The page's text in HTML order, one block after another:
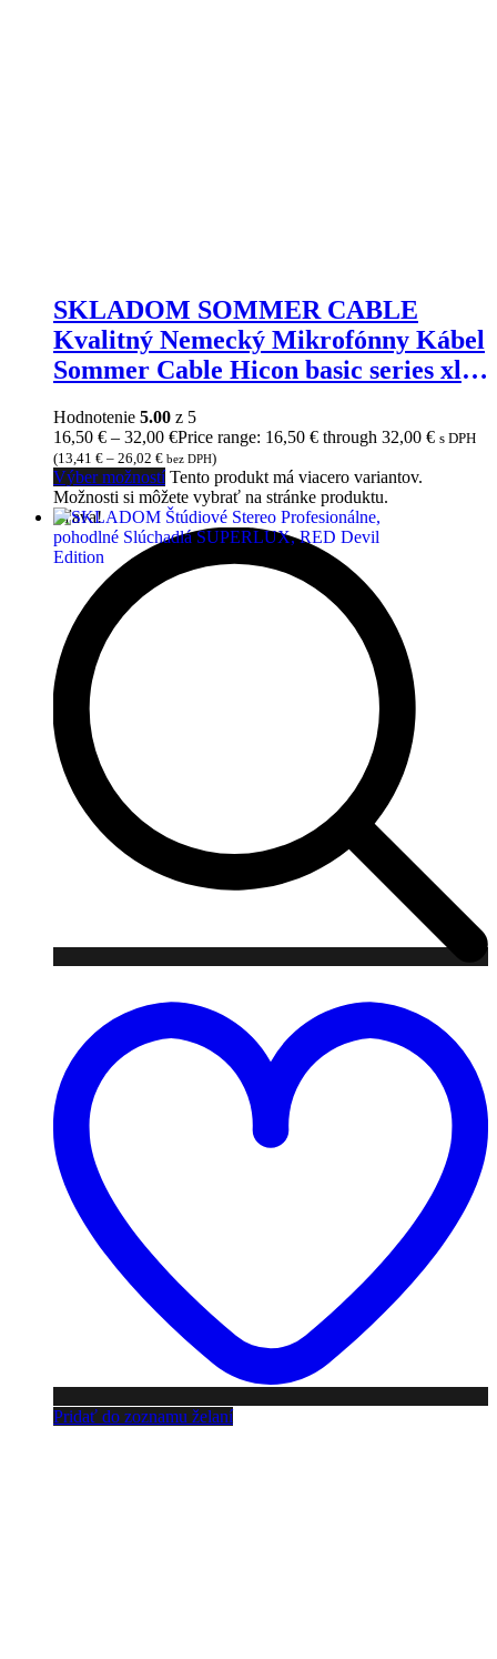
SKLADOM SOMMER CABLE
Kvalitný Nemecký Mikrofónny Kábel
Sommer Cable Hicon basic series xlr3
Hodnotenie 5.00 z 5
16,50 € – 32,00 €Price range: 16,50 € through 32,00 € s DPH
(13,41 € – 26,02 € bez DPH)
Výber možností Tento produkt má viacero variantov.
Možnosti si môžete vybrať na stránke produktu.
Zľava!
Pridať do zoznamu želaní